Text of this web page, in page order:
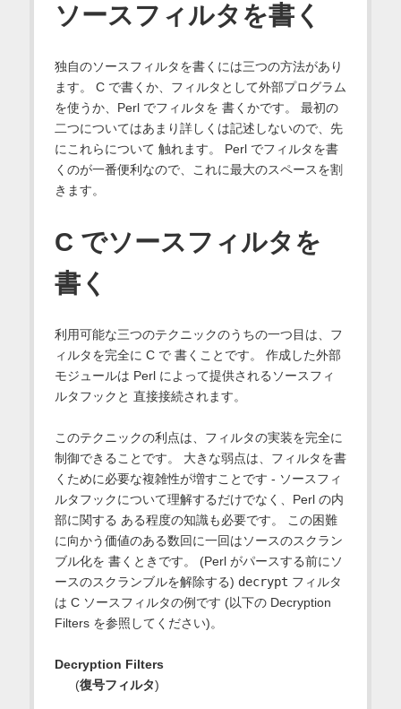
ソースフィルタを書く
独自のソースフィルタを書くには三つの方法があり
ます。 C で書くか、フィルタとして外部プログラム
を使うか、Perl でフィルタを 書くかです。 最初の
二つについてはあまり詳しくは記述しないので、先
にこれらについて 触れます。 Perl でフィルタを書
くのが一番便利なので、これに最大のスペースを割
きます。
C でソースフィルタを
書く
利用可能な三つのテクニックのうちの一つ目は、フ
ィルタを完全に C で 書くことです。 作成した外部
モジュールは Perl によって提供されるソースフィ
ルタフックと 直接接続されます。
このテクニックの利点は、フィルタの実装を完全に
制御できることです。 大きな弱点は、フィルタを書
くために必要な複雑性が増すことです - ソースフィ
ルタフックについて理解するだけでなく、Perl の内
部に関する ある程度の知識も必要です。 この困難
に向かう価値のある数回に一回はソースのスクラン
ブル化を 書くときです。 (Perl がパースする前にソ
ースのスクランブルを解除する) decrypt フィルタ
は C ソースフィルタの例です (以下の Decryption
Filters を参照してください)。
Decryption Filters
(復号フィルタ)